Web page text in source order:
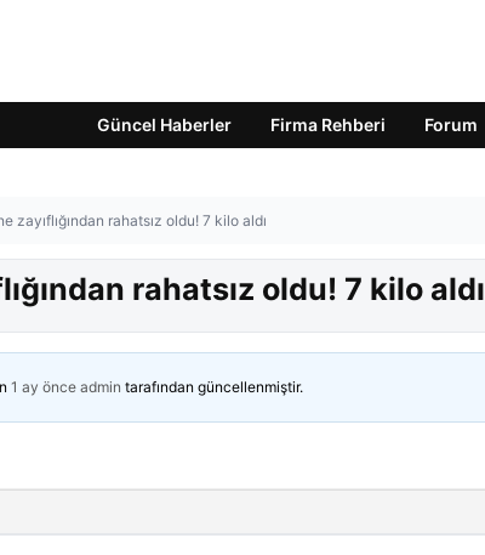
Güncel Haberler Firma Rehberi Forum
zayıflığından rahatsız oldu! 7 kilo aldı
rahatsız oldu! 7 kilo aldı
1 ay önce admin tarafından güncellenmiştir.